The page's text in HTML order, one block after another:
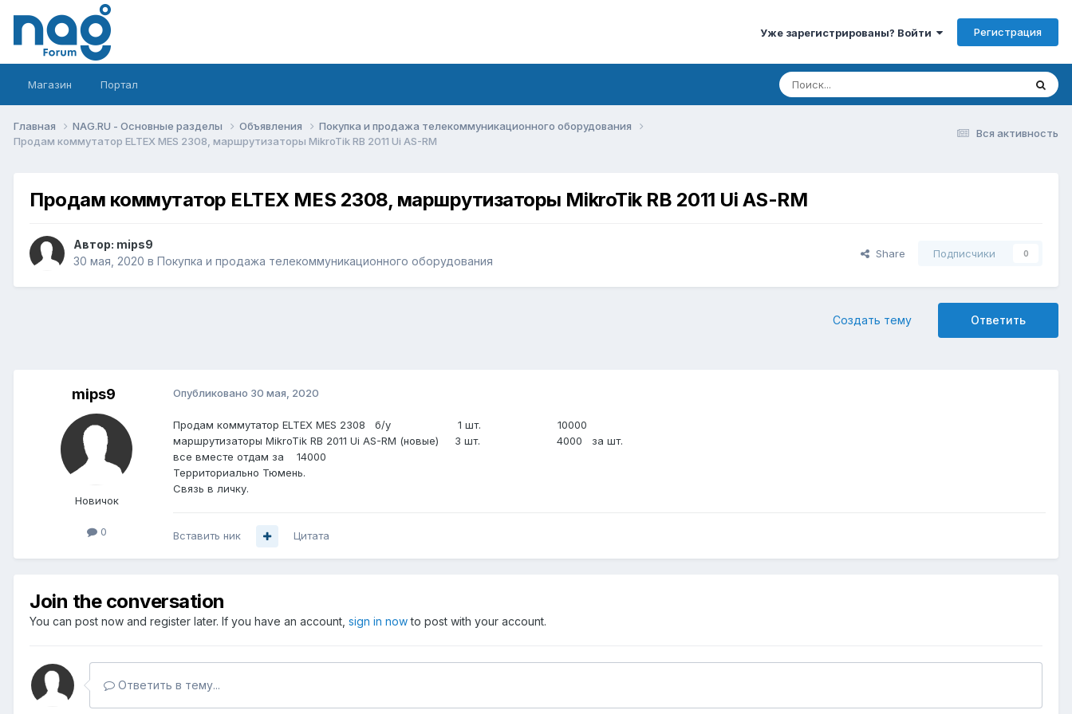
Уже зарегистрированы? Войти Регистрация
Магазин Портал
Вся активность
Главная NAG.RU - Основные разделы Объявления
Покупка и продажа телекоммуникационного оборудования
Продам коммутатор ELTEX MES 2308, маршрутизаторы MikroTik RB 2011 Ui AS-RM
Продам коммутатор ELTEX MES 2308, маршрутизаторы MikroTik RB 2011 Ui AS-RM
Автор: mips9
30 мая, 2020 в Покупка и продажа телекоммуникационного оборудования
Share Подписчики 0
Ответить
Создать тему
mips9
Новичок
0
Опубликовано 30 мая, 2020
Продам коммутатор ELTEX MES 2308 б/у 1 шт. 10000
маршрутизаторы MikroTik RB 2011 Ui AS-RM (новые) 3 шт. 4000 за шт.
все вместе отдам за 14000
Территориально Тюмень.
Связь в личк у .
Вставить ник Цитата
Join the conversation
You can post now and register later. If you have an account, sign in nowto post with your account.
Ответить в тему...